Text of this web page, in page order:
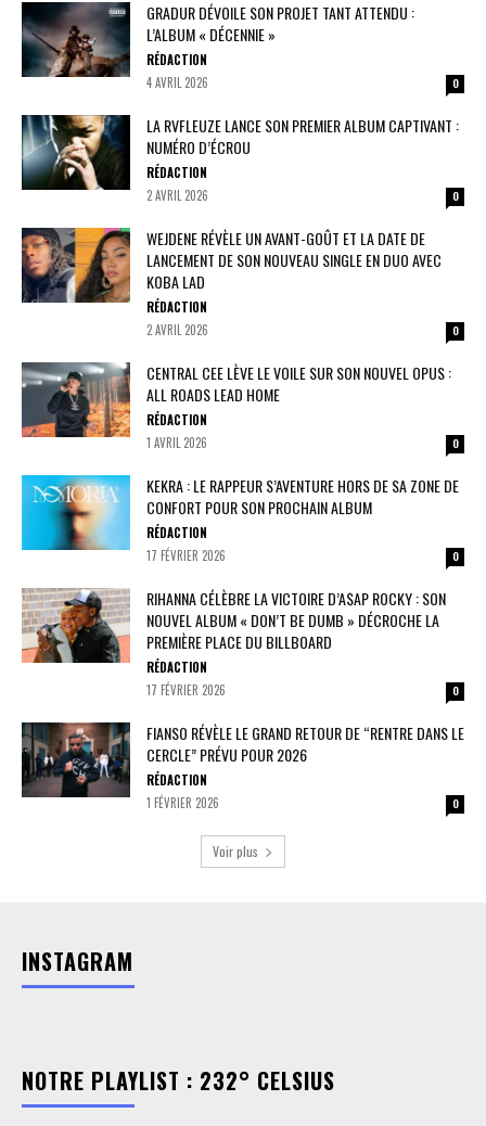
GRADUR DÉVOILE SON PROJET TANT ATTENDU :
L’ALBUM « DÉCENNIE »
RÉDACTION
4 AVRIL 2026
0
LA RVFLEUZE LANCE SON PREMIER ALBUM CAPTIVANT :
NUMÉRO D’ÉCROU
RÉDACTION
2 AVRIL 2026
0
WEJDENE RÉVÈLE UN AVANT-GOÛT ET LA DATE DE
LANCEMENT DE SON NOUVEAU SINGLE EN DUO AVEC
KOBA LAD
RÉDACTION
2 AVRIL 2026
0
CENTRAL CEE LÈVE LE VOILE SUR SON NOUVEL OPUS :
ALL ROADS LEAD HOME
RÉDACTION
1 AVRIL 2026
0
KEKRA : LE RAPPEUR S’AVENTURE HORS DE SA ZONE DE
CONFORT POUR SON PROCHAIN ALBUM
RÉDACTION
17 FÉVRIER 2026
0
RIHANNA CÉLÈBRE LA VICTOIRE D’A$AP ROCKY : SON
NOUVEL ALBUM « DON’T BE DUMB » DÉCROCHE LA
PREMIÈRE PLACE DU BILLBOARD
RÉDACTION
17 FÉVRIER 2026
0
FIANSO RÉVÈLE LE GRAND RETOUR DE “RENTRE DANS LE
CERCLE” PRÉVU POUR 2026
RÉDACTION
1 FÉVRIER 2026
0
Voir plus
INSTAGRAM
NOTRE PLAYLIST : 232° CELSIUS